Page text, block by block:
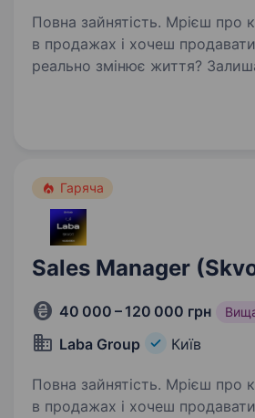
Повна зайнятість. Мрієш про кар'єру
в продажах і хочеш
реально змінює життя?
https://apply.workable.com/
Гаряча
Sales Manager
40 000 – 120 000 грн
Laba Group Київ
Повна зайнятість. Мрієш про кар'єру
в продажах і хочеш